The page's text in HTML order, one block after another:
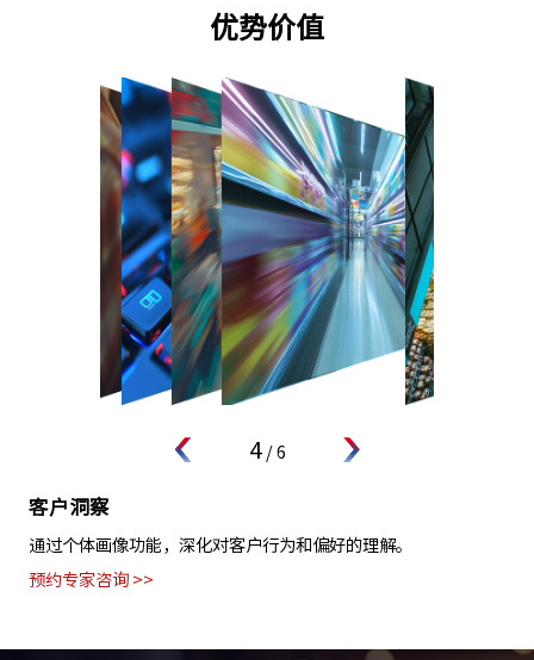
优势价值
4/ 6
客户洞察
通过个体画像功能，深化对客户行为和偏好的理解。
预约专家咨询 >>